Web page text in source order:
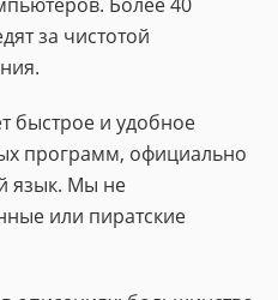
за чистотой
быстрое и удобное
программ, официально
язык. Мы не
или пиратские